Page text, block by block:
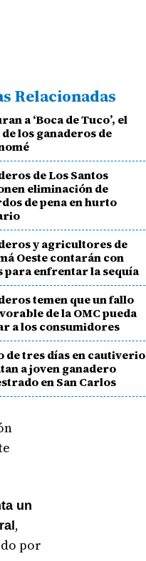
Relacionadas
a ‘Boca de Tuco’, el
los ganaderos de
de Los Santos
eliminación de
de pena en hurto
y agricultores de
Oeste contarán con
para enfrentar la sequía
temen que un fallo
de la OMC pueda
a los consumidores
de tres días en cautiverio
a joven ganadero
en San Carlos
un
,
por